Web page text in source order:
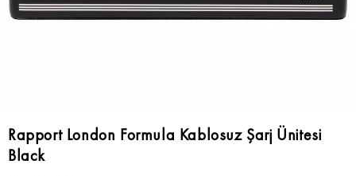
Rapport London Formula Kablosuz Şarj Ünitesi
Black